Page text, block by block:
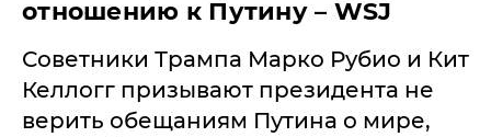
отношению к Путину – WSJ
Советники Трампа Марко Рубио и Кит
Келлогг призывают президента не
верить обещаниям Путина о мире,